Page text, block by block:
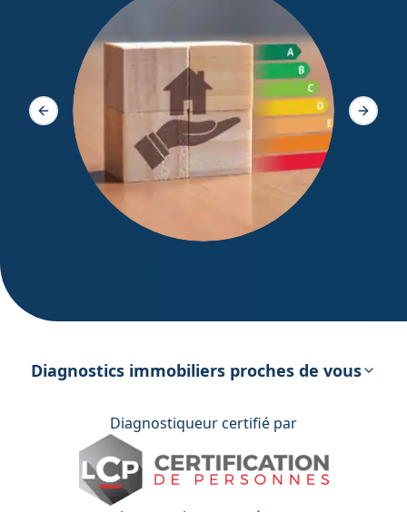
énergétique
Slide précédente Slide
Diagnostics immobiliers proches de vous
Diagnostiqueur certifié par